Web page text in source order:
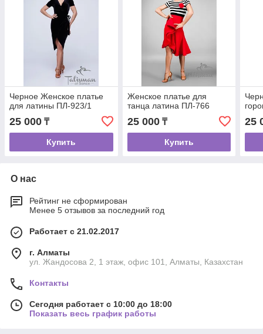
Черное Женское платье
для латины ПЛ-923/1
25 000 ₸
Купить
Женское платье для
танца латина ПЛ-766
25 000₸
Купить
25
О нас
Рейтинг не сформирован
Менее 5 отзывов за последний год
Работает с 21.02.2017
г. Алматы
ул. Жандосова 2, 1 этаж, офис 101, Алматы, Казахстан
Контакты
Сегодня работает с 10:00 до 18:00
Показать весь график работы